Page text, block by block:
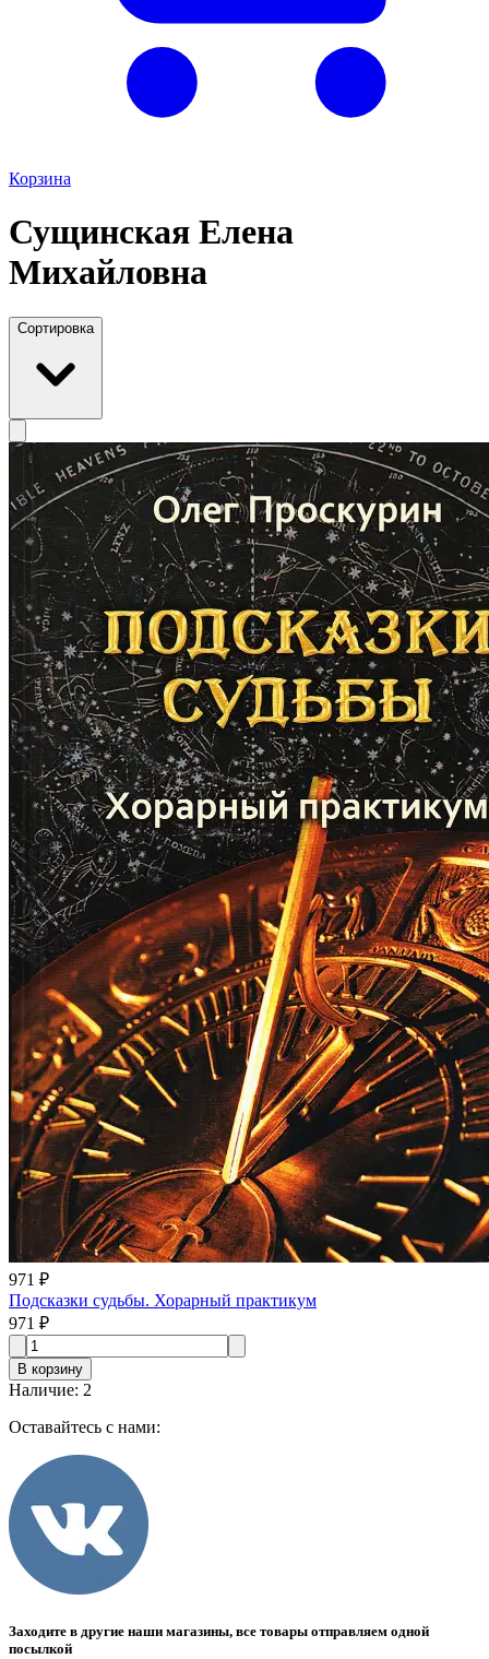
Корзина
Сущинская Елена
Михайловна
Сортировка
971 ₽
Подсказки судьбы. Хорарный практикум
971 ₽
В корзину
Наличие: 2
Оставайтесь с нами:
Заходите в другие наши магазины, все товары отправляем одной
посылкой